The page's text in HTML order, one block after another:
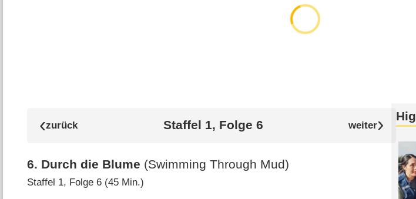
Staffel 1, Folge 6
6. Durch die Blume (Swimming Through Mud)
Staffel 1, Folge 6 (45 Min.)